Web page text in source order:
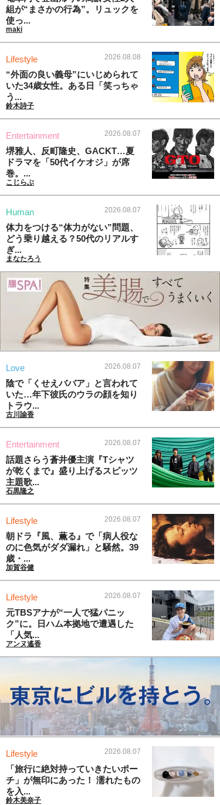
組が“まさかの行為”。リュックを
使っ...
maki
Lifestyle 2026.08.08
“外面の良い義母”にいじめられて
いた34歳女性。ある日「笑っちゃ
う...
鈴木詩子
Entertainment 2026.08.07
堺雅人、反町隆史、GACKT…夏
ドラマを「50代イケオジ」が席
巻。...
こじらぶ
Human 2026.08.07
体力をつける“体力がない”問題、
どう乗り越える？50代のリアルす
ぎ...
まなたろう
Love 2026.08.07
陰で「くせえババア」と言われて
いた…年下彼氏のウラの顔を知り
トラウ...
古川諭香
Entertainment 2026.08.07
話題さらう蒼井優主演『Tシャツ
が乾くまで』盛り上げるスピッツ
主題歌...
石黒隆之
Lifestyle 2026.08.07
朝ドラ『風、薫る』で「病人役な
のに色気がダダ漏れ」と騒然。39
歳・...
加賀谷健
Lifestyle 2026.08.07
元TBSアナが“一人で猛パニッ
ク”に。日ハム本拠地で遭遇した
「人気...
アンヌ遙香
Lifestyle 2026.08.07
「旅行に絶対持っていきたいポー
チ」が無印にあった！ 濡れたもの
を入...
鈴木美奈子